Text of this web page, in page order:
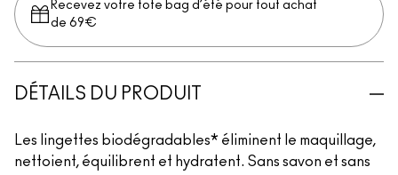
Recevez votre tote bag d’été pour tout achat
de 69€
DÉTAILS DU PRODUIT
Les lingettes biodégradables* éliminent le maquillage,
nettoient, équilibrent et hydratent. Sans savon et sans